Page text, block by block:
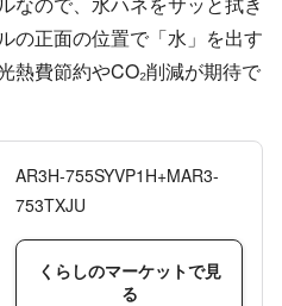
の正面の位置で「水」を出す
熱費節約やCO₂削減が期待で
AR3H-755SYVP1H+MAR3-
753TXJU
くらしのマーケットで見
る